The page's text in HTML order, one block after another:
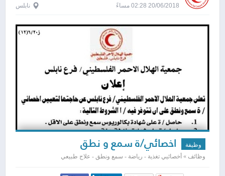
20/06/2018 02:28 مساءً نابلس
وظيفة اخصائي/ة سمع و نطق
وظائف » أخصائيي تغذية - رياضة - سمع ونطق - علاج طبيعي